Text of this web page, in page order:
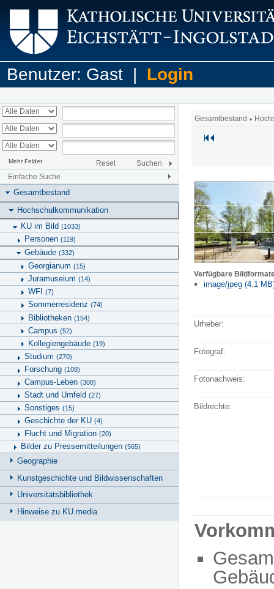
Benutzer: Gast | Login
Mehr Felder Reset
Suchen
Einfache Suche
Gesamtbestand
Hochschulkommunikation
KU im Bild (1033)
Personen (119)
Gebäude (332)
Georgianum (15)
Juramuseium (14)
WFI (7)
Sommerresidenz (74)
Bibliotheken (154)
Campus (52)
Kollegiengebäude (19)
Studium (270)
Forschung (108)
Campus-Leben (308)
Stadt und Umfeld (27)
Sonstiges (15)
Geschichte der KU (4)
Flucht und Migration (20)
Bilder zu Pressemitteilungen (565)
Geographie
Kunstgeschichte und Bildwissenschaften
Universitätsbibliothek
Hinweise zu KU.media
Gesamtbestand
Verfügbare
image/jpeg (4.1
Urheber:
Fotograf:
Fotonachweis:
Bildrechte: